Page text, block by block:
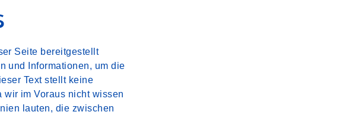
Seite bereitgestellt
und Informationen, um die
Text stellt keine
wir im Voraus nicht wissen
lauten, die zwischen